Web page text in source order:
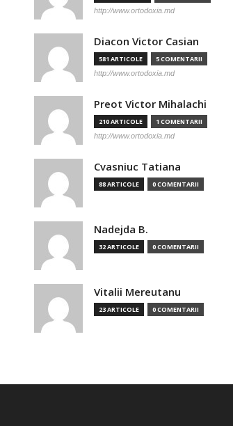
http://www.ortodoxia.md
Diacon Victor Casian
581 ARTICOLE 5 COMENTARII
http://www.ortodoxia.md
Preot Victor Mihalachi
210 ARTICOLE 1 COMENTARII
http://www.ortodoxia.md
Cvasniuc Tatiana
88 ARTICOLE 0 COMENTARII
Nadejda B.
32 ARTICOLE 0 COMENTARII
Vitalii Mereutanu
23 ARTICOLE 0 COMENTARII